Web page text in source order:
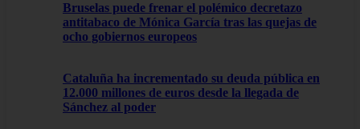
Bruselas puede frenar el polémico decretazo
antitabaco de Mónica García tras las quejas de
ocho gobiernos europeos
Cataluña ha incrementado su deuda pública en
12.000 millones de euros desde la llegada de
Sánchez al poder